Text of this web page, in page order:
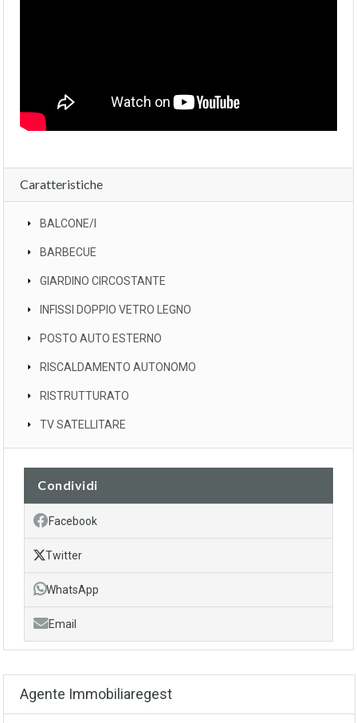
Caratteristiche
BALCONE/I
BARBECUE
GIARDINO CIRCOSTANTE
INFISSI DOPPIO VETRO LEGNO
POSTO AUTO ESTERNO
RISCALDAMENTO AUTONOMO
RISTRUTTURATO
TV SATELLITARE
Condividi
Facebook
Twitter
WhatsApp
Email
Agente Immobiliaregest